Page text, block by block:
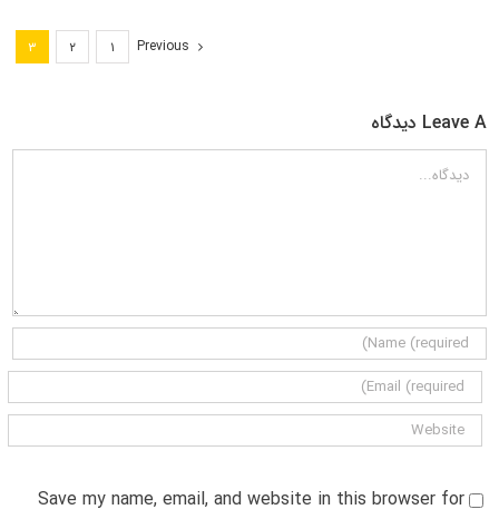
Previous ۱ ۲ ۳
Leave A دیدگاه
دیدگاه
Save my name, email, and website in this browser for